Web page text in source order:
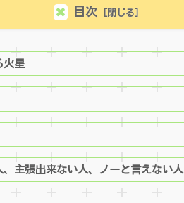
目次
火星
主張出来ない人、ノーと言えない人